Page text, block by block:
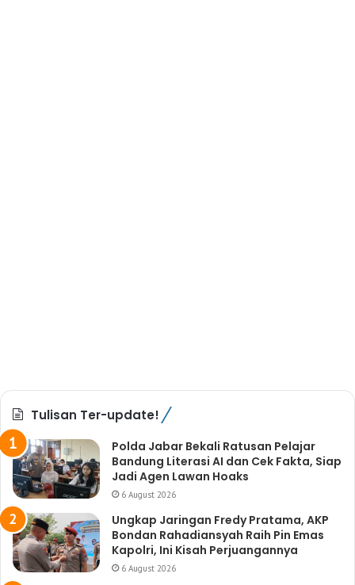
Tulisan Ter-update!
Polda Jabar Bekali Ratusan Pelajar
Bandung Literasi AI dan Cek Fakta, Siap
Jadi Agen Lawan Hoaks
6 August 2026
Ungkap Jaringan Fredy Pratama, AKP
Bondan Rahadiansyah Raih Pin Emas
Kapolri, Ini Kisah Perjuangannya
6 August 2026